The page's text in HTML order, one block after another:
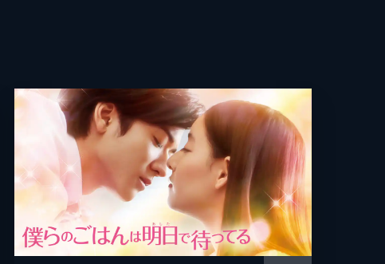
野翔吾
歳倫弘
林ユミヲ